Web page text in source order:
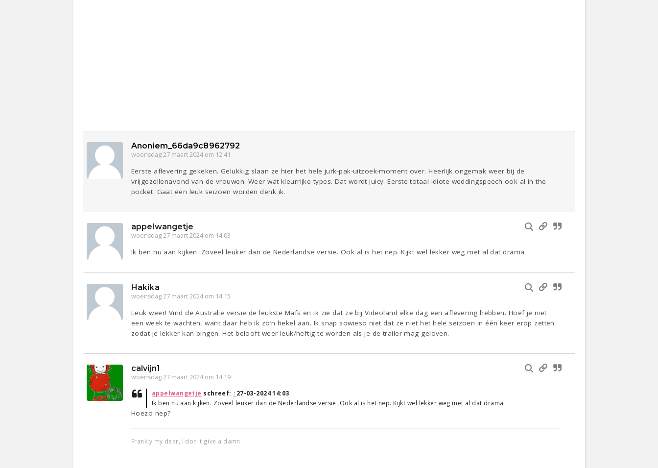
Anoniem_66da9c8962792
woensdag 27 maart 2024 om 12:41
Eerste aflevering gekeken. Gelukkig slaan ze hier het hele jurk-pak-uitzoek-moment over. Heerlijk ongemak weer bij de
vrijgezellenavond van de vrouwen. Weer wat kleurrijke types. Dat wordt juicy. Eerste totaal idiote weddingspeech ook al in the
pocket. Gaat een leuk seizoen worden denk ik.
appelwangetje
woensdag 27 maart 2024 om 14:03
Ik ben nu aan kijken. Zoveel leuker dan de Nederlandse versie. Ook al is het nep. Kijkt wel lekker weg met al dat drama
Hakika
woensdag 27 maart 2024 om 14:15
Leuk weer! Vind de Australië versie de leukste Mafs en ik zie dat ze bij Videoland elke dag een aflevering hebben. Hoef je niet
een week te wachten, want daar heb ik zo’n hekel aan. Ik snap sowieso niet dat ze niet het hele seizoen in één keer erop zetten
zodat je lekker kan bingen. Het belooft weer leuk/heftig te worden als je de trailer mag geloven.
calvijn1
woensdag 27 maart 2024 om 14:19
appelwangetje schreef: ↑27-03-2024 14:03
Ik ben nu aan kijken. Zoveel leuker dan de Nederlandse versie. Ook al is het nep. Kijkt wel lekker weg met al dat drama
Hoezo nep?
Frankly my dear, I don"t give a damn